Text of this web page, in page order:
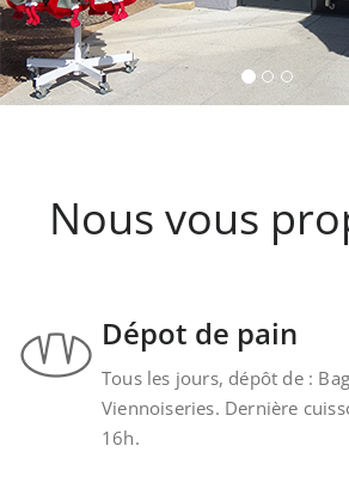
Nous vous proposons
provenant de la cave
Kintzheim-St-
Nous vous
Dépot de pain
Tous les jours, dépôt de :
Viennoiseries. Dernière
16h.